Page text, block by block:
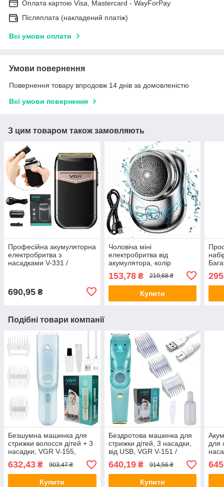
Оплата картою Visa, Mastercard - WayForPay
Післяплата (накладений платіж)
Всі умови оплати
Умови повернення
Повернення товару впродовж 14 днів за домовленістю
Всі умови повернення
З цим товаром також замовляють
Професійна акумуляторна
електробритва з
насадками V-331 /
690,95 ₴
Чоловіча міні
електробритва від
акумулятора, колір
бритва / Дорожня
електробритва
153,78₴ 219,68 ₴
Купити
295
Подібні товари компанії
Безшумна машинка для
стрижки волосся дітей + 3
насадки, VGR V-155,
Блакитна / Дитячий
триммер для волосся
632,43 ₴ 903,47 ₴
Купити
Бездротова машинка для
стрижки дітей, 3 насадки,
від USB, VGR V-151 /
Дитячий тример з
функцією збору волосся
640,19₴ 914,56 ₴
Купити
для
645